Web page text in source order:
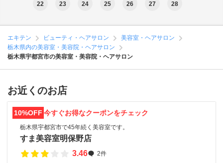
22 23 24 25 26 27 28
エキテン ビューティ・ヘアサロン
美容室・ヘアサロン
栃木県内の美容室・美容院・ヘアサロン
栃木県宇都宮市の美容室・美容院・ヘアサロン
お近くのお店
10%OFF 今すぐお得なクーポンをチェック
栃木県宇都宮市で45年続く美容室です。
すま美容室明保野店
3.46
2件